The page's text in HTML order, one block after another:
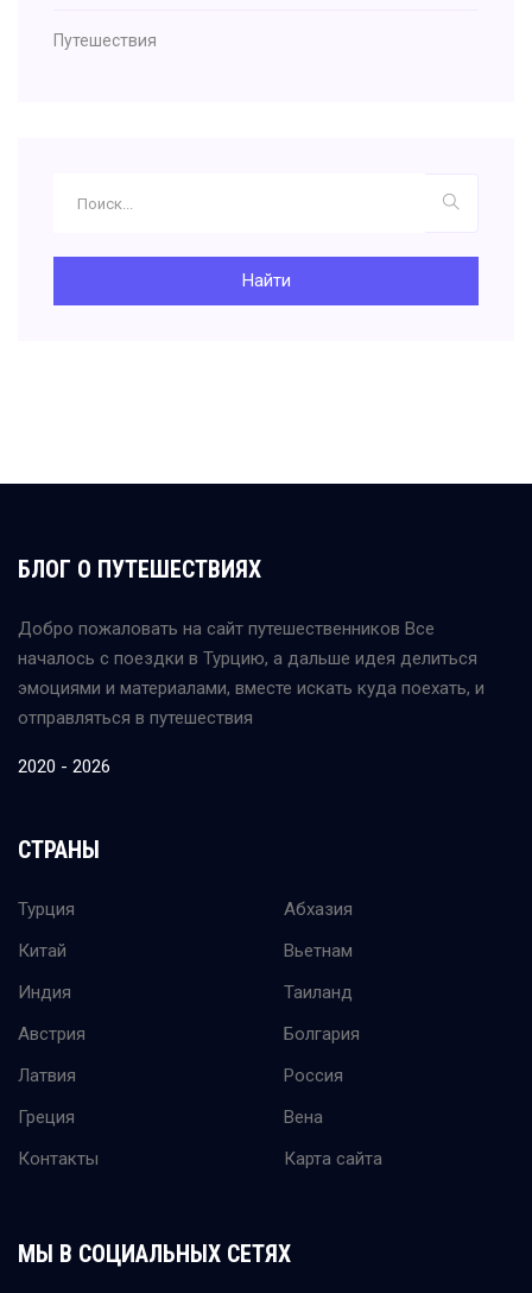
Путешествия
Найти
БЛОГ О ПУТЕШЕСТВИЯХ
Добро пожаловать на сайт путешественников Все
началось с поездки в Турцию, а дальше идея делиться
эмоциями и материалами, вместе искать куда поехать, и
отправляться в путешествия
2020 - 2026
СТРАНЫ
Турция
Китай
Индия
Австрия
Латвия
Греция
Контакты
Абхазия
Вьетнам
Таиланд
Болгария
Россия
Вена
Карта сайта
МЫ В СОЦИАЛЬНЫХ СЕТЯХ